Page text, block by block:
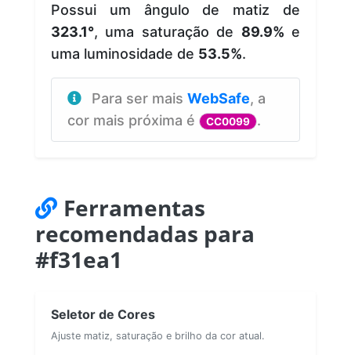
Possui um ângulo de matiz de
323.1°, uma saturação de 89.9% e
uma luminosidade de 53.5%.
Para ser mais WebSafe, a
cor mais próxima é
CC0099 .
Ferramentas
recomendadas para
#f31ea1
Seletor de Cores
Ajuste matiz, saturação e brilho da cor atual.